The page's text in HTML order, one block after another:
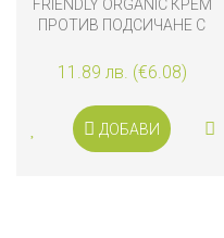
FRIENDLY ORGANIC КРЕМ
ПРОТИВ ПОДСИЧАНЕ С
ШИЙ 100 МЛ
11.89 лв. (€6.08)
ДОБАВИ